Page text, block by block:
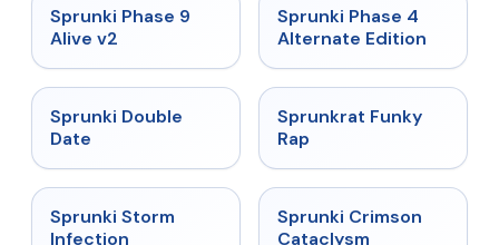
★
Sprunki Phase 9
Alive v2
★
Sprunki Phase 4
Alternate Edition
★
Sprunki Double
Date
★ 4.7
Sprunkrat Funky
Rap
★
Sprunki Storm
Infection
★ 4.7
Sprunki Crimson
Cataclysm